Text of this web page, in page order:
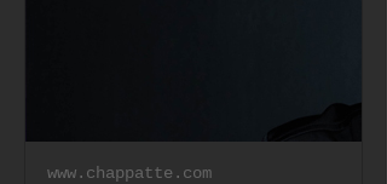
www.chappatte.com